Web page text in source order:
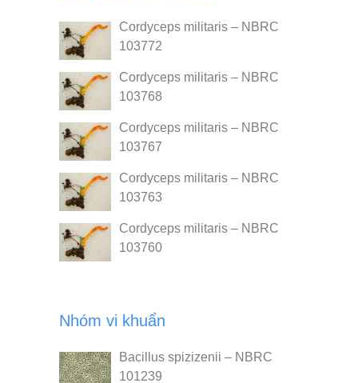
Cordyceps militaris – NBRC
103772
Cordyceps militaris – NBRC
103768
Cordyceps militaris – NBRC
103767
Cordyceps militaris – NBRC
103763
Cordyceps militaris – NBRC
103760
Nhóm vi khuẩn
Bacillus spizizenii – NBRC
101239